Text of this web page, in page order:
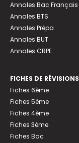
Annales Bac Français
Annales BTS
Annales Prépa
Annales BUT
Annales CRPE
FICHES DE RÉVISIONS
Fiches 6ème
Fiches 5ème
Fiches 4ème
Fiches 3ème
Fiches Bac